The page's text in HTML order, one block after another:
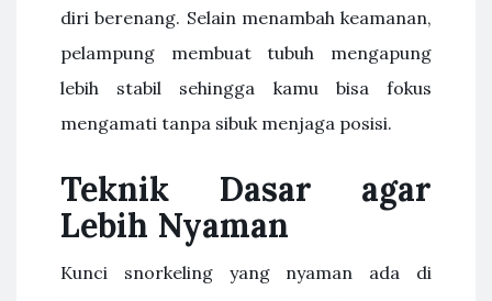
diri berenang. Selain menambah keamanan,
pelampung membuat tubuh mengapung
lebih stabil sehingga kamu bisa fokus
mengamati tanpa sibuk menjaga posisi.
Teknik Dasar agar
Lebih Nyaman
Kunci snorkeling yang nyaman ada di